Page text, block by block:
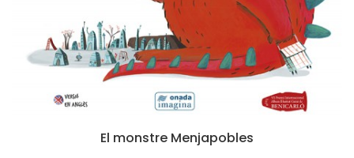
El monstre Menjapobles